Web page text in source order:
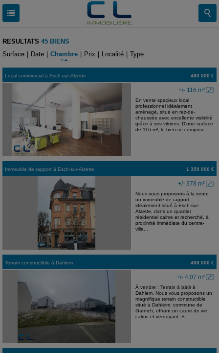
RESULTATS 45 BIENS
Surface
Date Chambre Prix Localité Type
Local commercial à Esch-sur-Alzette 480 000 €
+/- 116 m²
En vente spacieux local
professionnel idéalement
aménagé, situé en rez-de-
chaussée avec excellente visibilité
grâce à ses vitrines. D'une surface
de 116 m², le bien se compose ...
Immeuble de rapport à Esch-sur-Alzette 1 350 000 €
+/- 378 m²
Nous vous proposons à la vente
un immeuble de rapport
idéalement situé à Esch-sur-
Alzette, dans un quartier
résidentiel calme et recherché, à
proximité immédiate du centre-
ville...
Terrain constructible à Dahlem 498 000 €
+/- 4,07 m²
À vendre : Terrain à bâtir à
Dahlem. Nous vous proposons un
magnifique terrain constructible
situé à Dahleim, commune de
Garnich, offrant un cadre de vie
calme et verdoyant. S...